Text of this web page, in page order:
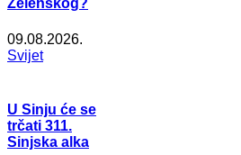
Zelenskog?
09.08.2026.
Svijet
U Sinju će se
trčati 311.
Sinjska alka